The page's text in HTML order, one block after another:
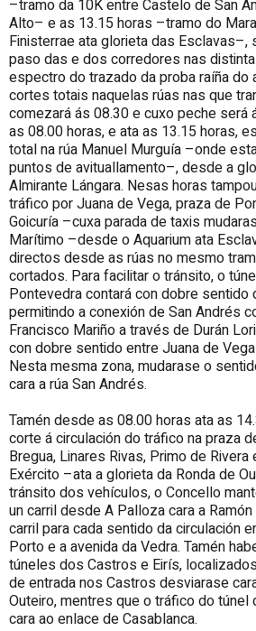
–tramo da 10K entre Castelo de San
Alto– e as 13.15 horas –tramo do
Finisterrae ata glorieta das Esclavas–,
paso das e dos corredores nas
espectro do trazado da proba raíña do
cortes totais naquelas rúas nas que
comezará ás 08.30 e cuxo peche será
as 08.00 horas, e ata as 13.15 horas,
total na rúa Manuel Murguía –onde
puntos de avituallamento–, desde a
Almirante Lángara. Nesas horas
tráfico por Juana de Vega, praza de
Goicuría –cuxa parada de taxis
Marítimo –desde o Aquarium ata
directos desde as rúas no mesmo
cortados. Para facilitar o tránsito, o
Pontevedra contará con dobre sentido
permitindo a conexión de San Andrés
Francisco Mariño a través de Durán
con dobre sentido entre Juana de
Nesta mesma zona, mudarase o
cara a rúa San Andrés.
Tamén desde as 08.00 horas ata as
corte á circulación do tráfico na praza
Bregua, Linares Rivas, Primo de Rivera
Exército –ata a glorieta da Ronda de
tránsito dos vehículos, o Concello
un carril desde A Palloza cara a
carril para cada sentido da circulación
Porto e a avenida da Vedra. Tamén
túneles dos Castros e Eirís,
de entrada nos Castros desviarase
Outeiro, mentres que o tráfico do túnel
cara ao enlace de Casablanca.